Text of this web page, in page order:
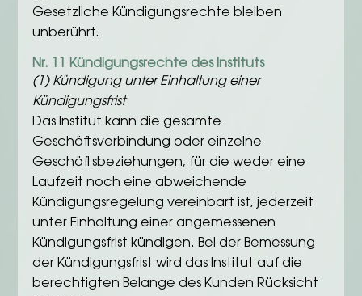
Gesetzliche Kündigungsrechte bleiben
unberührt.
Nr. 11 Kündigungsrechte des Instituts
(1) Kündigung unter Einhaltung einer
Kündigungsfrist
Das Institut kann die gesamte
Geschäftsverbindung oder einzelne
Geschäftsbeziehungen, für die weder eine
Laufzeit noch eine abweichende
Kündigungsregelung vereinbart ist, jederzeit
unter Einhaltung einer angemessenen
Kündigungsfrist kündigen. Bei der Bemessung
der Kündigungsfrist wird das Institut auf die
berechtigten Belange des Kunden Rücksicht